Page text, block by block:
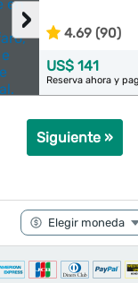
› 4.69 (90)
US$ 141
Reserva ahora y
Siguiente »